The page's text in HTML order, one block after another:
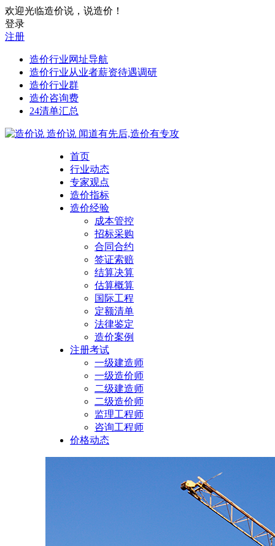
欢迎光临造价说，说造价！
登录
注册
造价行业网址导航
造价行业从业者薪资待遇调研
造价行业群
造价咨询费
24清单汇总
造价说 闻道有先后,造价有专攻
首页
行业动态
专家观点
造价指标
造价经验
成本管控
招标采购
合同合约
签证索赔
结算决算
估算概算
国际工程
定额清单
法律鉴定
造价案例
注册考试
一级建造师
一级造价师
二级建造师
二级造价师
监理工程师
咨询工程师
价格动态